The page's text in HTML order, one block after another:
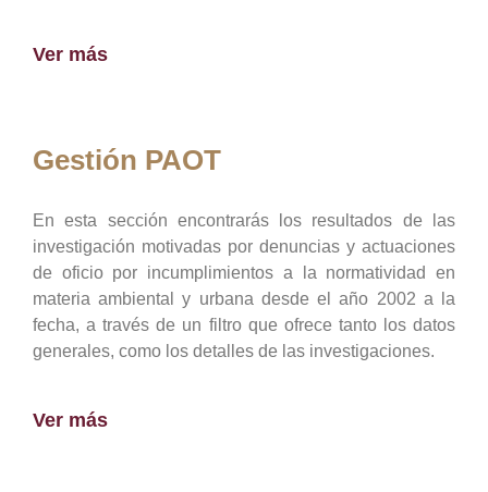
Ver más
Gestión PAOT
En esta sección encontrarás los resultados de las
investigación motivadas por denuncias y actuaciones
de oficio por incumplimientos a la normatividad en
materia ambiental y urbana desde el año 2002 a la
fecha, a través de un filtro que ofrece tanto los datos
generales, como los detalles de las investigaciones.
Ver más